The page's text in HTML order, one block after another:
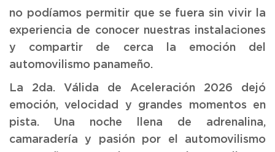
no podíamos permitir que se fuera sin vivir la
experiencia de conocer nuestras instalaciones
y compartir de cerca la emoción del
automovilismo panameño.
La 2da. Válida de Aceleración 2026 dejó
emoción, velocidad y grandes momentos en
pista. Una noche llena de adrenalina,
camaradería y pasión por el automovilismo